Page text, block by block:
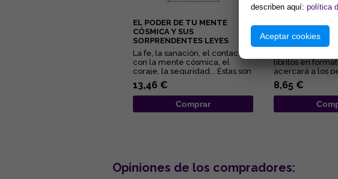
EL PODER DE TU MENTE
CÓSMICA Y SUS
SORPRENDENTES LEYES
La fe, la sanación, el contacto
con la mente cósmica, el
coraje, la seguridad... Éstas son
algunas de las quin...
13,46 €
Comprar
libritos en
acercará a los
de Elizabeth
8,65 €
Opiniones de los compradores:
describen aquí: política
Aceptar cookies